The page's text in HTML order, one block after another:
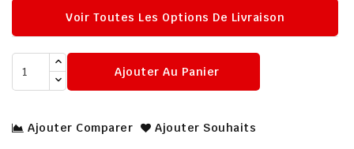
Voir Toutes Les Options De Livraison
Ajouter Au Panier
Ajouter Comparer Ajouter Souhaits